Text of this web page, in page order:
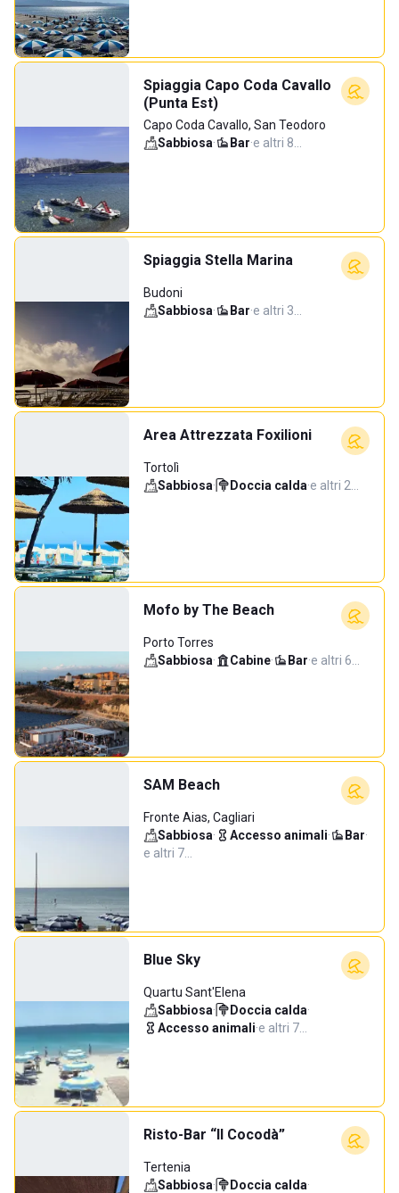
Spiaggia Capo Coda Cavallo
(Punta Est)
Capo Coda Cavallo, San Teodoro
Sabbiosa· Bar·e altri 8…
Spiaggia Stella Marina
Budoni
Sabbiosa· Bar·e altri 3…
Area Attrezzata Foxilioni
Tortolì
Sabbiosa· Doccia calda·e altri 2…
Mofo by The Beach
Porto Torres
Sabbiosa· Cabine· Bar·e altri 6…
SAM Beach
Fronte Aias, Cagliari
Sabbiosa· Accesso animali· Bar·
e altri 7…
Blue Sky
Quartu Sant'Elena
Sabbiosa· Doccia calda·
Accesso animali·e altri 7…
Risto-Bar “Il Cocodà”
Tertenia
Sabbiosa· Doccia calda·